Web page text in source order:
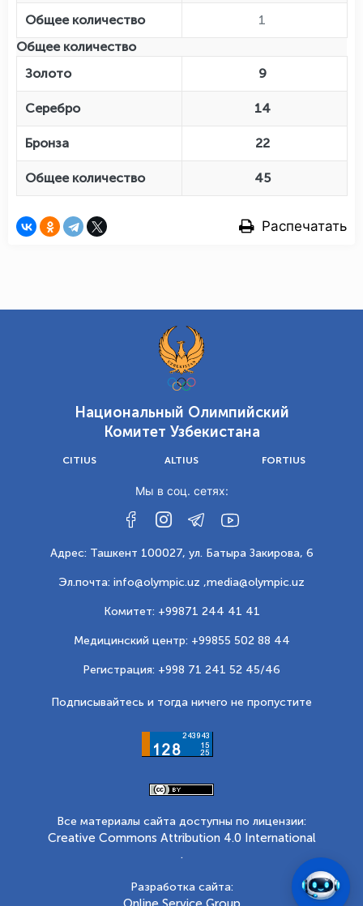
Общее количество
1
Общее количество
Золото
9
Серебро 14
Бронза 22
Общее количество 45
Распечатать
Национальный Олимпийский
Комитет Узбекистана
CITIUS ALTIUS FORTIUS
Мы в соц. сетях:
Адрес: Ташкент 100027, ул. Батыра Закирова, 6
Эл.почта: info@olympic.uz ,media@olympic.uz
Комитет: +99871 244 41 41
Медицинский центр: +99855 502 88 44
Регистрация: +998 71 241 52 45/46
Подписывайтесь и тогда ничего не пропустите
Все материалы сайта доступны по лицензии:
Creative Commons Attribution 4.0 International
.
Разработка сайта: